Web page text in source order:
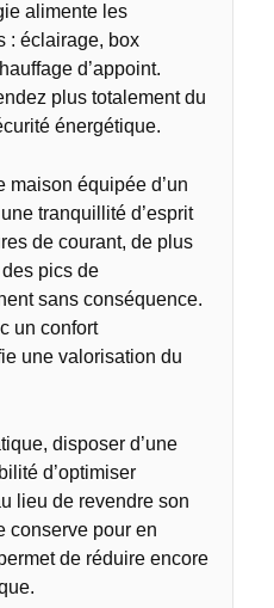
alimente les
: éclairage, box
d’appoint.
plus totalement du
énergétique.
maison équipée d’un
tranquillité d’esprit
de courant, de plus
pics de
sans conséquence.
un confort
une valorisation du
disposer d’une
d’optimiser
lieu de revendre son
conserve pour en
de réduire encore